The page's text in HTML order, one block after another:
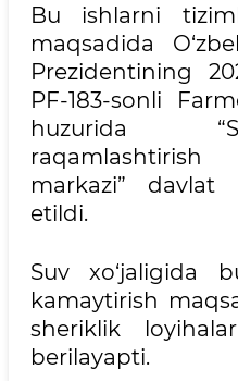
Bu ishlarni
maqsadida
Prezidentining
PF-183-sonli
huzurida
markazi” davlat
etildi.
Suv xo‘jaligida
kamaytirish
sheriklik
berilayapti.